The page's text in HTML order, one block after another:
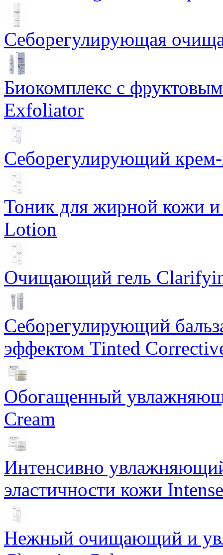
Себорегулирующая
Биокомплекс с
Exfoliator
Себорегулирующий
Тоник для жирной кожи
Lotion
Очищающий гель
Себорегулирующий
эффектом Tinted
Обогащенный
Cream
Интенсивно
эластичности кожи
Нежный очищающий и